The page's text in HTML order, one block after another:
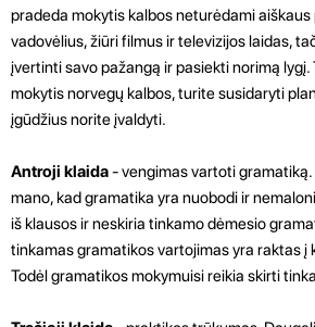
pradeda mokytis kalbos neturėdami aiškaus
vadovėlius, žiūri filmus ir televizijos laidas,
įvertinti savo pažangą ir pasiekti norimą
mokytis norvegų kalbos, turite susidaryti
įgūdžius norite įvaldyti.
Antroji klaida- vengimas vartoti
mano, kad gramatika yra nuobodi ir
iš klausos ir neskiria tinkamo dėmesio
tinkamas gramatikos vartojimas yra raktas į
Todėl gramatikos mokymuisi reikia skirti